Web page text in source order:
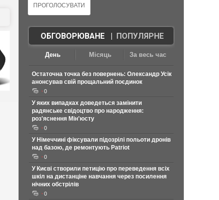
ОБГОВОРЮВАНЕ| ПОПУЛЯРНЕ
День Місяць За весь час
Остаточна точка без повернень: Олександр Усік
анонсував свій прощальний поєдинок
0
У яких випадках доведеться замінити
радянське свідоцтво про народження:
роз'яснення Мін'юсту
0
У Німеччині фіксували підозрілі польоти дронів
над базою, де ремонтують Patriot
0
У Києві створили петицію про переведення всіх
шкіл на дистанціне навчання через посилення
нічних обстрілів
0